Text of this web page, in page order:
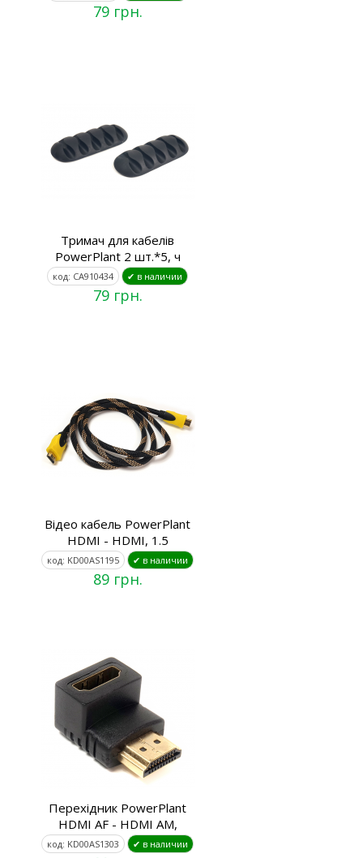
79 грн.
Тримач для кабелів
PowerPlant 2 шт.*5, ч
код: CA910434 ✔ в наличии
79 грн.
Відео кабель PowerPlant
HDMI - HDMI, 1.5
код: KD00AS1195 ✔ в наличии
89 грн.
Перехідник PowerPlant
HDMI AF - HDMI AM,
код: KD00AS1303 ✔ в наличии